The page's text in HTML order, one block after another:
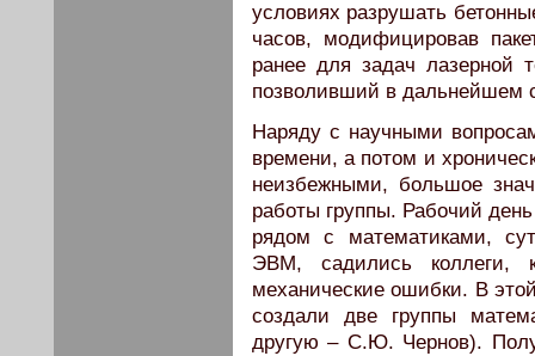
условиях разрушать
часов, модифицировав
ранее для задач лазерной
позволивший в дальнейшем
Наряду с научными
времени, а потом и
неизбежными, большое
работы группы. Рабочий
рядом с математиками,
ЭВМ, садились коллеги,
механические ошибки. В
создали две группы
другую – С.Ю. Чернов).